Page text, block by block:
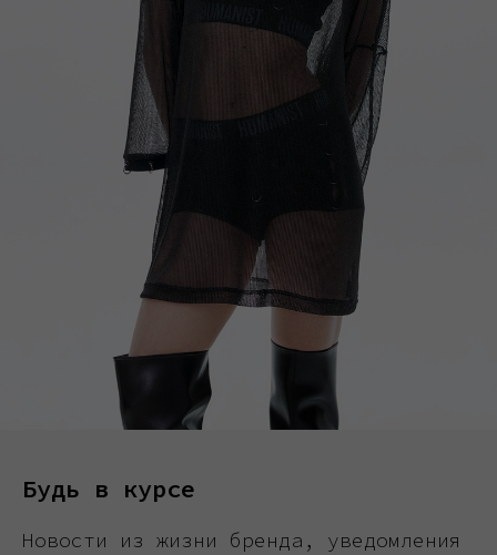
Будь в курсе
Новости из жизни бренда, уведомления